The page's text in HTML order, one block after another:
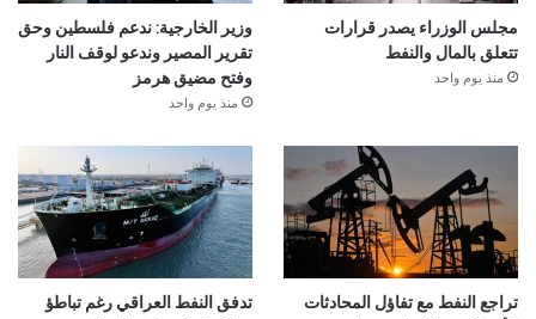
مجلس الوزراء يصدر قرارات
تتعلق بالمال والنفط
منذ يوم واحد
وزير الخارجية: ندعم فلسطين وحق
تقرير المصير وندعو لوقف النار
وفتح مضيق هرمز
منذ يوم واحد
تراجع النفط مع تفاؤل المحادثات
تدفق النفط العراقي رغم تباطؤ